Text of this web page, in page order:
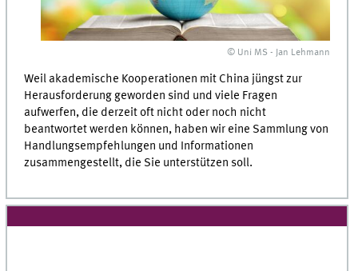
© Uni MS - Jan Lehmann
Weil akademische Kooperationen mit China jüngst zur
Herausforderung geworden sind und viele Fragen
aufwerfen, die derzeit oft nicht oder noch nicht
beantwortet werden können, haben wir eine Sammlung von
Handlungsempfehlungen und Informationen
zusammengestellt, die Sie unterstützen soll.